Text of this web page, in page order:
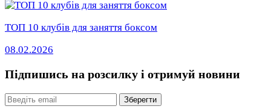
ТОП 10 клубів для заняття боксом
08.02.2026
Підпишись на розсилку і отримуй новини
Email Зберегти